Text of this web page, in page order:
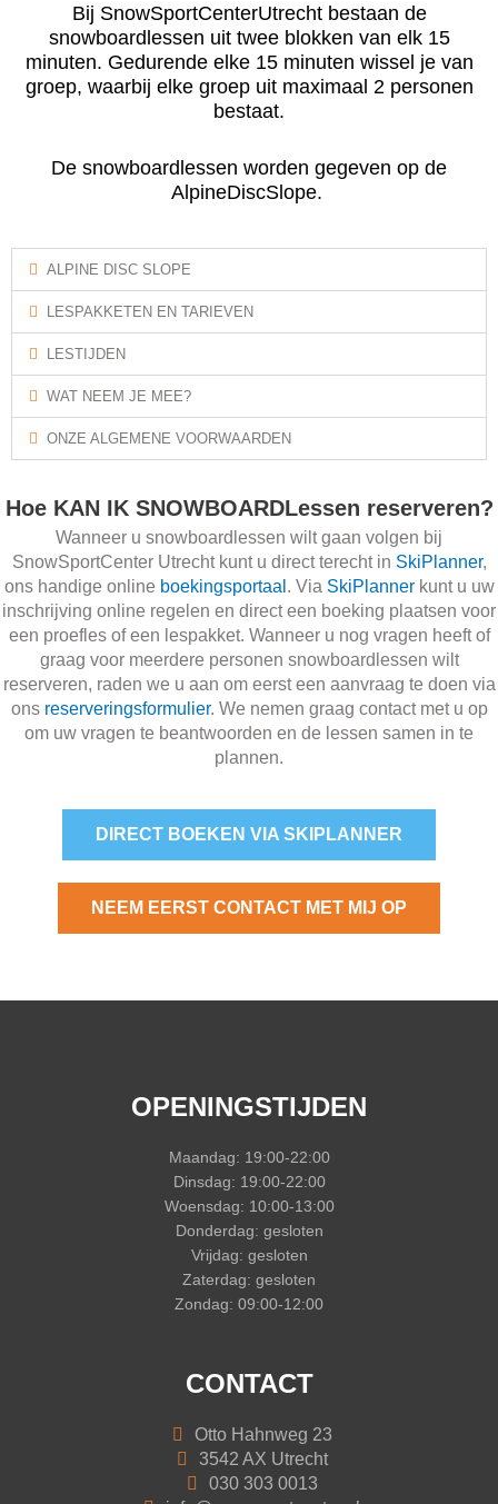
Bij SnowSportCenterUtrecht bestaan de
snowboardlessen uit twee blokken van elk 15
minuten. Gedurende elke 15 minuten wissel je van
groep, waarbij elke groep uit maximaal 2 personen
bestaat.
De snowboardlessen worden gegeven op de
AlpineDiscSlope.
ALPINE DISC SLOPE
LESPAKKETEN EN TARIEVEN
LESTIJDEN
WAT NEEM JE MEE?
ONZE ALGEMENE VOORWAARDEN
Hoe KAN IK SNOWBOARDLessen reserveren?
Wanneer u snowboardlessen wilt gaan volgen bij
SnowSportCenter Utrecht kunt u direct terecht in SkiPlanner,
ons handige online boekingsportaal . Via SkiPlannerkunt u uw
inschrijving online regelen en direct een boeking plaatsen voor
een proefles of een lespakket. Wanneer u nog vragen heeft of
graag voor meerdere personen snowboardlessen wilt
reserveren, raden we u aan om eerst een aanvraag te doen via
ons reserveringsformulier. We nemen graag contact met u op
om uw vragen te beantwoorden en de lessen samen in te
plannen.
DIRECT BOEKEN VIA SKIPLANNER
NEEM EERST CONTACT MET MIJ OP
OPENINGSTIJDEN
Maandag: 19:00-22:00
Dinsdag: 19:00-22:00
Woensdag: 10:00-13:00
Donderdag: gesloten
Vrijdag: gesloten
Zaterdag: gesloten
Zondag: 09:00-12:00
CONTACT
Otto Hahnweg 23
3542 AX Utrecht
030 303 0013